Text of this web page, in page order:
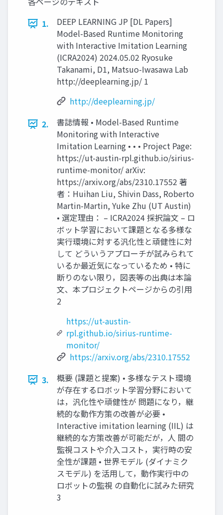
1.
DEEP LEARNING JP [DL Papers]
Model-Based Runtime Monitoring
with Interactive Imitation Learning
(ICRA2024) 2024.05.02 Ryosuke
Takanami, D1, Matsuo-Iwasawa Lab
http://deeplearning.jp/ 1
http://deeplearning.jp/
2.
書誌情報 • Model-Based Runtime
Monitoring with Interactive
Imitation Learning • • • Project Page:
https://ut-austin-rpl.github.io/sirius-
runtime-monitor/ arXiv:
https://arxiv.org/abs/2310.17552 著
者：Huihan Liu, Shivin Dass, Roberto
Martin-Martin, Yuke Zhu (UT Austin)
• 選定理由： – ICRA2024 採択論文 – ロ
ボット学習において課題となる多様な
実行環境に対する汎化性と頑健性に対
して どういうアプローチが試みられて
いるか最近気になっているため • 特に
断りのない限り，図表等の出典は本論
文、本プロジェクトページからの引用
2
https://ut-austin-
rpl.github.io/sirius-runtime-
monitor/
https://arxiv.org/abs/2310.17552
3.
概要 (課題と提案) • 多様なテスト環境
が存在するロボット学習分野において
は，汎化性や頑健性が 問題になり，継
続的な動作⽅策の改善が必要 •
Interactive imitation learning (IIL) は
継続的な⽅策改善が可能だが，⼈ 間の
監視コストや介⼊コスト，実⾏時の安
全性が課題 • 世界モデル (ダイナミク
スモデル) を活⽤して，動作実⾏中の
ロボットの監視 の⾃動化に試みた研究
3